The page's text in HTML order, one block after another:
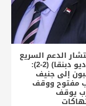
الدعم السريع
لـ(راديو دبنقا) (2-2):
إلى جنيف
مفتوح ووقف
يوقف